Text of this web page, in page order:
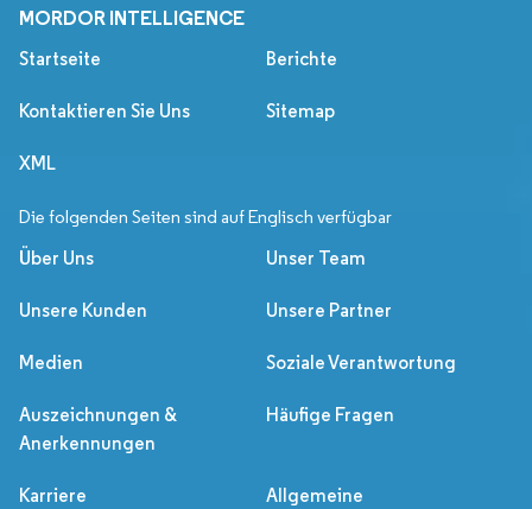
MORDOR INTELLIGENCE
Startseite Berichte
Kontaktieren Sie Uns Sitemap
XML
Die folgenden Seiten sind auf Englisch verfügbar
Über Uns Unser Team
Unsere Kunden Unsere Partner
Medien Soziale Verantwortung
Auszeichnungen &
Anerkennungen
Häufige Fragen
Karriere
Allgemeine